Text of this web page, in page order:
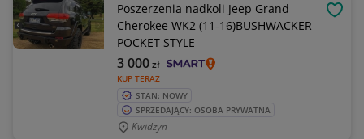
Poszerzenia nadkoli Jeep Grand
Cherokee WK2 (11-16)BUSHWACKER
POCKET STYLE
KUP TERAZ
3 000zł
STAN: NOWY
SPRZEDAJĄCY: OSOBA PRYWATNA
Kwidzyn